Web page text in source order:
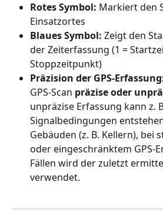
Rotes Symbol: Markiert den
Einsatzortes
Blaues Symbol: Zeigt den
der Zeiterfassung (1 =
Stoppzeitpunkt)
Präzision der GPS-
GPS-Scan präzise oder
unpräzise Erfassung kann z.
Signalbedingungen
Gebäuden (z. B. Kellern), bei
oder eingeschränktem GPS-
Fällen wird der zuletzt
verwendet.